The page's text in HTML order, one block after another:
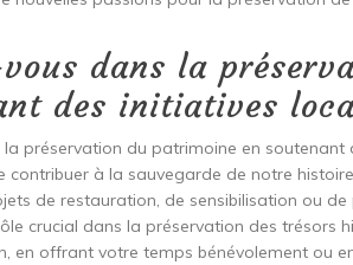
dans la
des initiatives
préservation du patrimoine en soutenant
contribuer à la sauvegarde de notre
de restauration, de sensibilisation ou
crucial dans la préservation des trésors
en offrant votre temps bénévolement ou